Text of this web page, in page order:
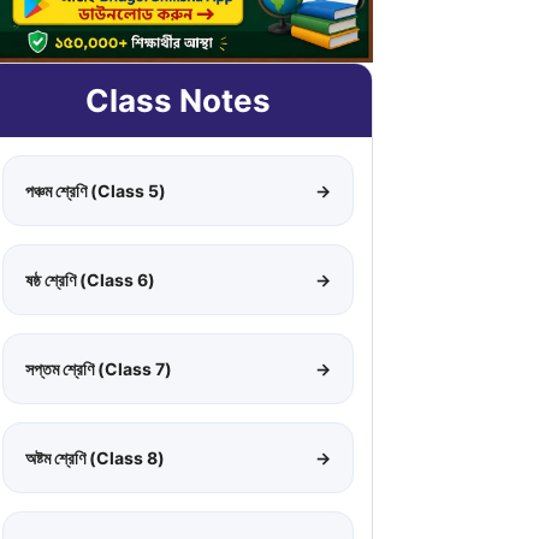
Class Notes
পঞ্চম শ্রেণি (Class 5) →
ষষ্ঠ শ্রেণি (Class 6) →
সপ্তম শ্রেণি (Class 7) →
অষ্টম শ্রেণি (Class 8) →